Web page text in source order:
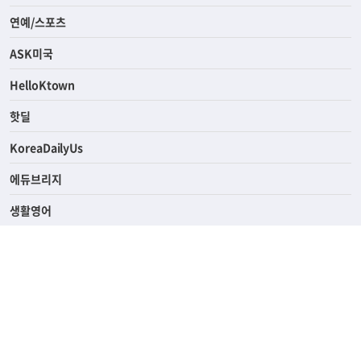
연예/스포츠
ASK미국
HelloKtown
핫딜
KoreaDailyUs
에듀브리지
생활영어